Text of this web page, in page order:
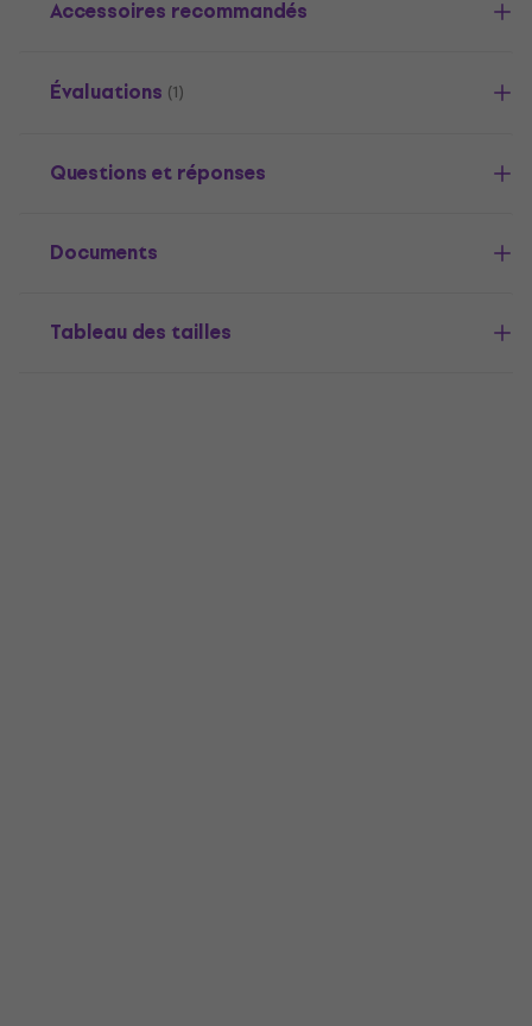
Accessoires recommandés
Évaluations (1)
Questions et réponses
Documents
Tableau des tailles